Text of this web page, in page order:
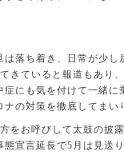
は落ち着き、日常が少し
きていると報道もあり
症にも気を付けて一緒に
ナの対策を徹底してまい
をお呼びして太鼓の披
態宣言延長で5月は見送